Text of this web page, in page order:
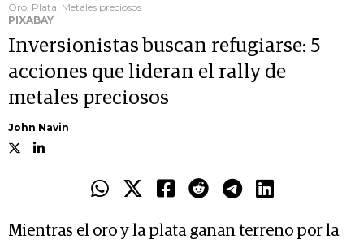
Oro, Plata, Metales preciosos
PIXABAY
Inversionistas buscan refugiarse: 5
acciones que lideran el rally de
metales preciosos
John Navin
Mientras el oro y la plata ganan terreno por la